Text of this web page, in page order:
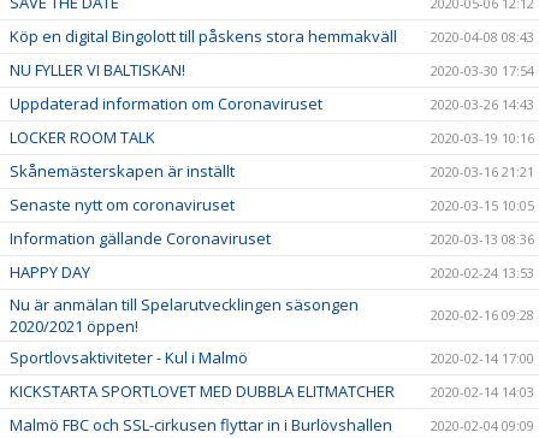
Köp en digital Bingolott till påskens stora hemmakväll 2020-04-08 08:43
NU FYLLER VI BALTISKAN! 2020-03-30 17:54
Uppdaterad information om Coronaviruset 2020-03-26 14:43
LOCKER ROOM TALK 2020-03-19 10:16
Skånemästerskapen är inställt 2020-03-16 21:21
Senaste nytt om coronaviruset 2020-03-15 10:05
Information gällande Coronaviruset 2020-03-13 08:36
HAPPY DAY 2020-02-24 13:53
Nu är anmälan till Spelarutvecklingen säsongen
2020/2021 öppen!
2020-02-16 09:28
Sportlovsaktiviteter - Kul i Malmö 2020-02-14 17:00
KICKSTARTA SPORTLOVET MED DUBBLA ELITMATCHER 2020-02-14 14:03
Malmö FBC och SSL-cirkusen flyttar in i Burlövshallen 2020-02-04 09:09